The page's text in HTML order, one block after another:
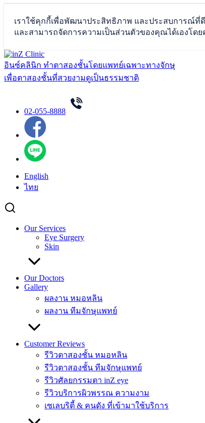
Skip
to
content
อินซ์คลินิก ทำตาสองชั้นโดยแพทย์เฉพาะทางจักษุ
เพื่อตาสองชั้นที่สวยงามดูเป็นธรรมชาติ
02-055-8888
English
ไทย
Our Services
Eye Surgery
Skin
Our Doctors
Gallery
ผลงาน หมอหลิน
ผลงาน ทีมจักษุแพทย์
Customer Reviews
รีวิวตาสองชั้น หมอหลิน
รีวิวตาสองชั้น ทีมจักษุแพทย์
รีวิวศัลยกรรมตา inZ eye
รีวิวบริการผิวพรรณ ความงาม
เซเลบริตี้ & คนดัง ที่เข้ามาใช้บริการ